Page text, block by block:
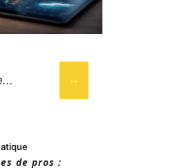
de pros :